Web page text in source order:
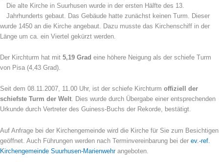
Die alte Kirche in Suurhusen wurde in der ersten Hälfte des 13.
Jahrhunderts gebaut. Das Gebäude hatte zunächst keinen Turm. Dieser
wurde 1450 an die Kirche angebaut. Dazu musste das Kirchenschiff in der
Länge um ca. ein Viertel gekürzt werden.
Der Kirchturm hat mit 5,19 Grad eine höhere Neigung als der schiefe Turm
von Pisa (4,43 Grad).
Seit dem 08.11.2007, 11.00 Uhr, ist der schiefe Kirchturm offiziell der
schiefste Turm der Welt. Dies wurde durch Übergabe einer entsprechenden
Urkunde durch Vertreter des Guiness-Buchs der Rekorde, bestätigt.
Auf Anfrage bei der Kirchengemeinde wird die Kirche für Sie zum Besichtigen
geöffnet. Auch Führungen werden nach Terminvereinbarung bei der ev.-ref.
Kirchengemeinde Suurhusen-Marienwehrangeboten.